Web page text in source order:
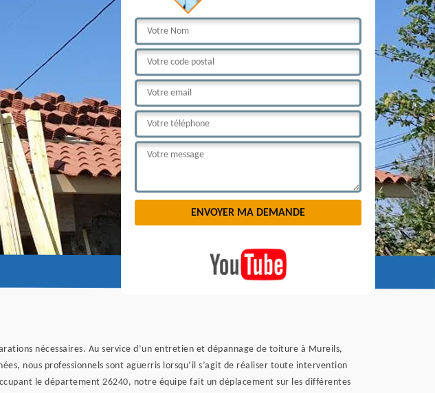
nécessaires. Au service d’un entretien et dépannage de toiture à Mureils,
nous professionnels sont aguerris lorsqu’il s’agit de réaliser toute intervention
le département 26240, notre équipe fait un déplacement sur les différentes